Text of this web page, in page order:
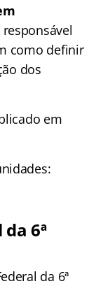
como definir
dos
em
6ª
da 6ª